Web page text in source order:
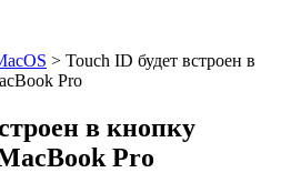
> Touch ID будет встроен в
Pro
в кнопку
Pro